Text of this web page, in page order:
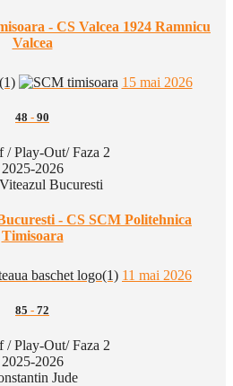
- CS Valcea 1924 Ramnicu
Valcea
15 mai 2026
48 - 90
/ Play-Out/ Faza 2
2025-2026
Bucuresti
- CS SCM Politehnica
Timisoara
11 mai 2026
85 - 72
/ Play-Out/ Faza 2
2025-2026
Jude